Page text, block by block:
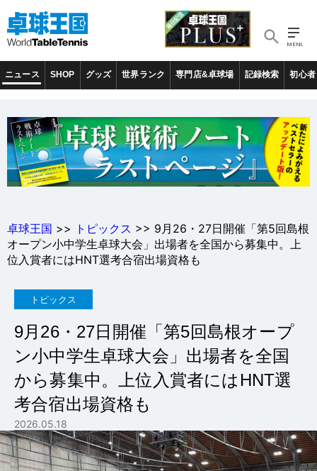
ニュース SHOP グッズ 世界ランク 専門店&卓球場 記録検索 初心者
卓球王国 >> トピックス >> 9月26・27日開催「第5回島根
オープン小中学生卓球大会」出場者を全国から募集中。上
位入賞者にはHNT選考合宿出場資格も
トピックス
9月26・27日開催「第5回島根オープ
ン小中学生卓球大会」出場者を全国
から募集中。上位入賞者にはHNT選
考合宿出場資格も
2026.05.18